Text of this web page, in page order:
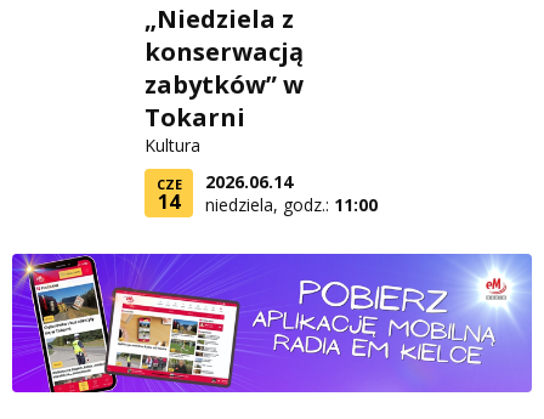
„Niedziela z
konserwacją
zabytków” w
Tokarni
Kultura
CZE
14
2026.06.14
niedziela, godz.: 11:00